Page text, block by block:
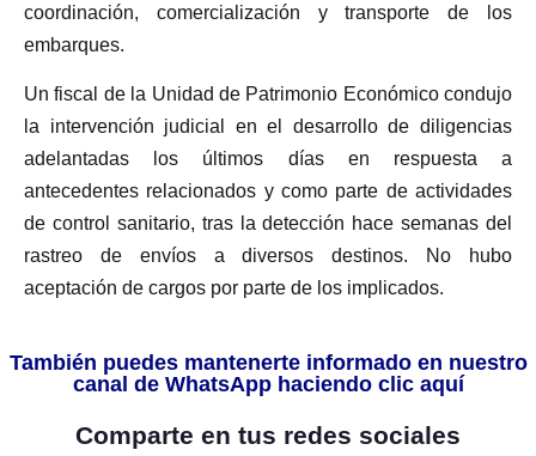
coordinación, comercialización y transporte de los
embarques.
Un fiscal de la Unidad de Patrimonio Económico condujo
la intervención judicial en el desarrollo de diligencias
adelantadas los últimos días en respuesta a
antecedentes relacionados y como parte de actividades
de control sanitario, tras la detección hace semanas del
rastreo de envíos a diversos destinos. No hubo
aceptación de cargos por parte de los implicados.
También puedes mantenerte informado en nuestro
canal de WhatsApp haciendo clic aquí
Comparte en tus redes sociales